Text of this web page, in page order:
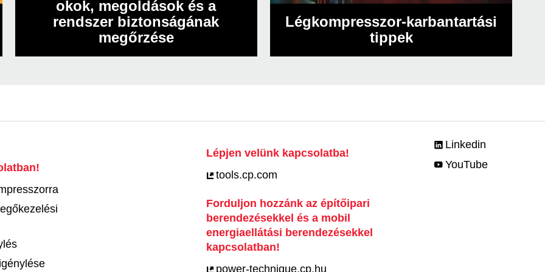
okok, megoldások és a
rendszer biztonságának
megőrzése
Légkompresszor-karbantartási
tippek
Lépjen velünk kapcsolatba!
tools.cp.com
Forduljon hozzánk az építőipari
berendezésekkel és a mobil
energiaellátási berendezésekkel
kapcsolatban!
power-technique.cp.hu
Linkedin
YouTube